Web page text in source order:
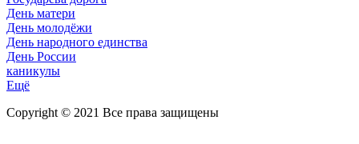
День матери
День молодёжи
День народного единства
День России
каникулы
Ещё
Copyright © 2021 Все права защищены